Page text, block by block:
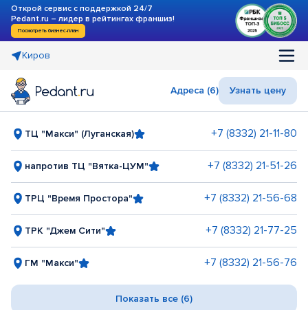
Открой сервис с поддержкой 24/7
Pedant.ru – лидер в рейтингах франшиз!
Посмотреть бизнес-план
Киров
Адреса (6) Узнать цену
ТЦ "Макси" (Луганская) +7 (8332) 21-11-80
напротив ТЦ "Вятка-ЦУМ" +7 (8332) 21-51-26
ТРЦ "Время Простора" +7 (8332) 21-56-68
ТРК "Джем Сити" +7 (8332) 21-77-25
ГМ "Макси" +7 (8332) 21-56-76
Показать все (6)